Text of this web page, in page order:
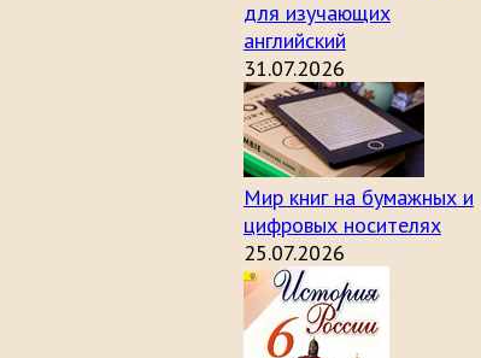
для изучающих
английский
31.07.2026
Мир книг на бумажных и
цифровых носителях
25.07.2026